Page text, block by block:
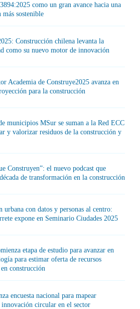
como un gran avance hacia una
más sostenible
Construcción chilena levanta la
como su nuevo motor de innovación
Academia de Construye2025 avanza en
para la construcción
municipios MSur se suman a la Red ECC
y valorizar residuos de la construcción y
Construyen”: el nuevo podcast que
de transformación en la construcción
urbana con datos y personas al centro:
expone en Seminario Ciudades 2025
etapa de estudio para avanzar en
para estimar oferta de recursos
construcción
encuesta nacional para mapear
innovación circular en el sector